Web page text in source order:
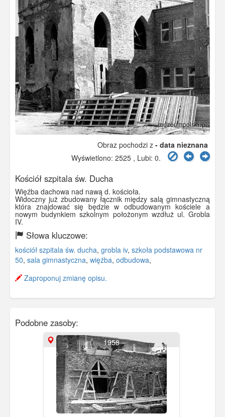
Obraz pochodzi z - data nieznana
Wyświetlono: 2525 , Lubi: 0.
Kościół szpitala św. Ducha
Więźba dachowa nad nawą d. kościoła.
Widoczny już zbudowany łącznik między salą gimnastyczną
która znajdować się będzie w odbudowanym kościele a
nowym budynkiem szkolnym położonym wzdłuż ul. Grobla
IV.
Słowa kluczowe:
kościół szpitala św. ducha, grobla iv, szkoła podstawowa nr
50, sala gimnastyczna, więźba, odbudowa,
Zaproponuj zmianę opisu.
Podobne zasoby:
1958